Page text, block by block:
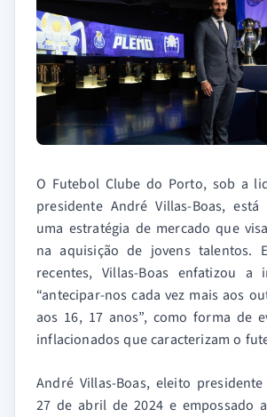
O Futebol Clube do Porto, sob a
presidente André Villas-Boas,
uma estratégia de mercado que
na aquisição de jovens talentos.
recentes, Villas-Boas enfatizou a
“antecipar-nos cada vez mais aos
aos 16, 17 anos”, como forma de
inflacionados que caracterizam o
André Villas-Boas, eleito
27 de abril de 2024 e empossado